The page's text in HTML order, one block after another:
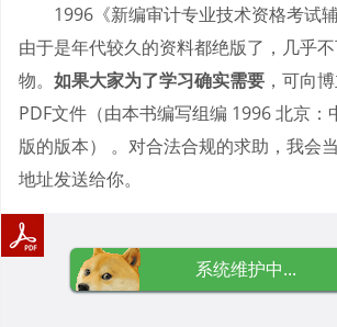
1996《新编审计专业技术资格考试
由于是年代较久的资料都绝版了，几乎
物。 如果大家为了学习确实需要 ，可向
PDF文件（由本书编写组编 1996 北京：
版的版本） 。对合法合规的求助，我会
地址发送给你。
系统维护中...